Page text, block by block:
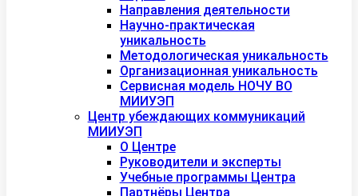
Направления деятельности
Научно-практическая
уникальность
Методологическая уникальность
Организационная уникальность
Сервисная модель НОЧУ ВО
МИИУЭП
Центр убеждающих коммуникаций
МИИУЭП
О Центре
Руководители и эксперты
Учебные программы Центра
Партнёры Центра